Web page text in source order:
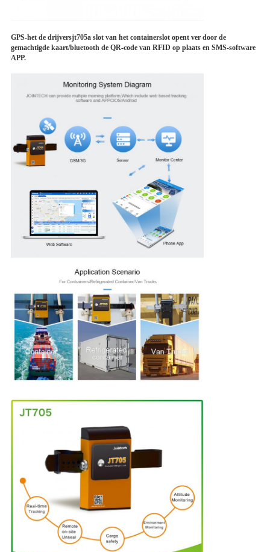
GPS-het de drijversjt705a slot van het containerslot opent ver door de
gemachtigde kaart/bluetooth de QR-code van RFID op plaats en SMS-software
APP.